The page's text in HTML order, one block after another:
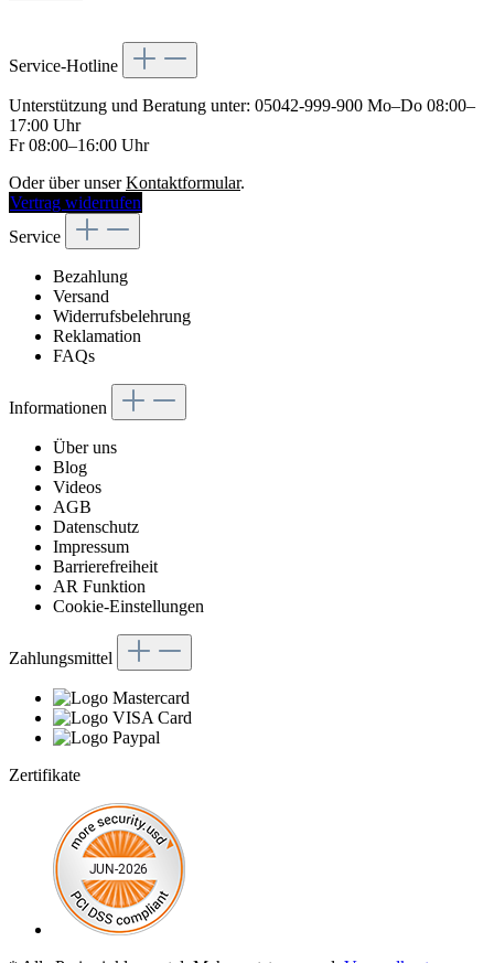
Service-Hotline
Unterstützung und Beratung unter: 05042-999-900 Mo–Do 08:00–
17:00 Uhr
Fr 08:00–16:00 Uhr
Oder über unserKontaktformular.
Vertrag widerrufen
Service
Bezahlung
Versand
Widerrufsbelehrung
Reklamation
FAQs
Informationen
Über uns
Blog
Videos
AGB
Datenschutz
Impressum
Barrierefreiheit
AR Funktion
Cookie-Einstellungen
Zahlungsmittel
Zertifikate